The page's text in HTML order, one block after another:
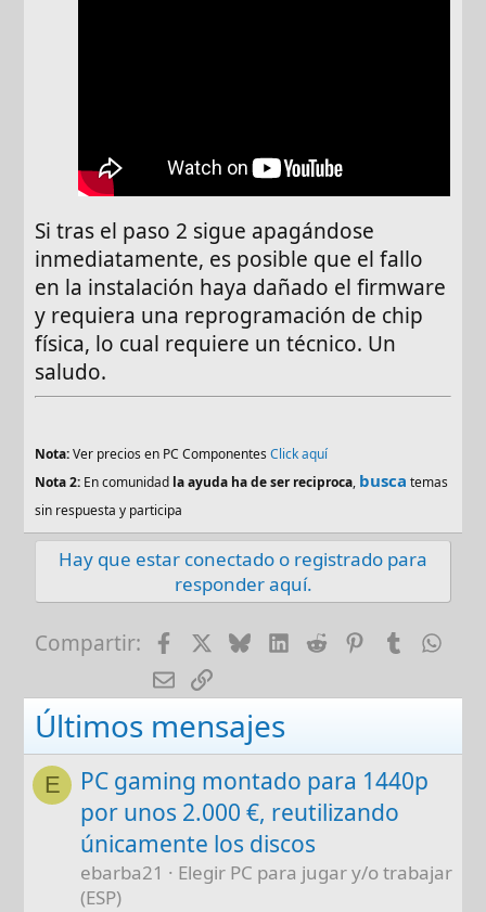
Si tras el paso 2 sigue apagándose
inmediatamente, es posible que el fallo
en la instalación haya dañado el firmware
y requiera una reprogramación de chip
física, lo cual requiere un técnico. Un
saludo.
Nota:Ver precios en PC ComponentesClick aquí
Nota 2: En comunidad la ayuda ha de ser reciproca, busca temas
sin respuesta y participa
Hay que estar conectado o registrado para
responder aquí.
Compartir: FacebookBlueskyLinkedIn
RedditPinterest
Tumblr
E-mailEnlace
Últimos mensajes
E
PC gaming montado para 1440p
por unos 2.000 €, reutilizando
únicamente los discos
ebarba21
Elegir PC para jugar y/o trabajar
(ESP)